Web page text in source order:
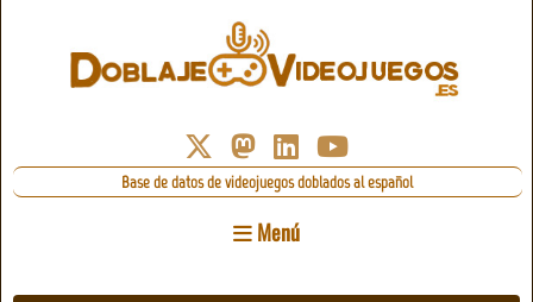
Base de datos de videojuegos doblados al español
Menú